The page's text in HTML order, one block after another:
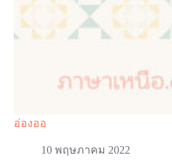
อ่องออ
10 พฤษภาคม 2022